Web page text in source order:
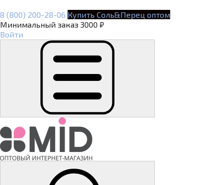
8 (800) 200-28-06 Купить Соль&Перец оптом
Минимальный заказ 3000 ₽
Войти